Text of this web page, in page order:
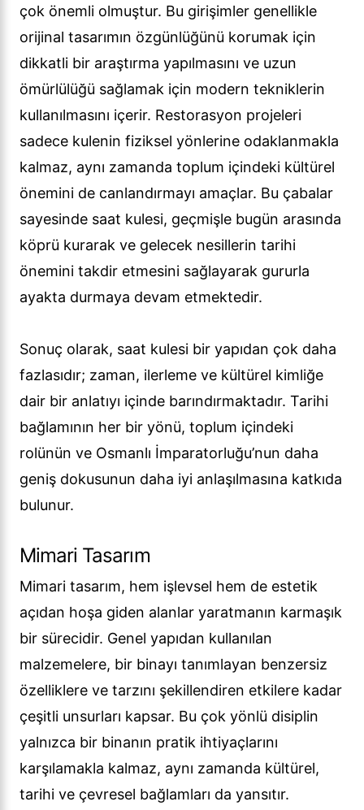
çok önemli olmuştur. Bu girişimler genellikle
orijinal tasarımın özgünlüğünü korumak için
dikkatli bir araştırma yapılmasını ve uzun
ömürlülüğü sağlamak için modern tekniklerin
kullanılmasını içerir. Restorasyon projeleri
sadece kulenin fiziksel yönlerine odaklanmakla
kalmaz, aynı zamanda toplum içindeki kültürel
önemini de canlandırmayı amaçlar. Bu çabalar
sayesinde saat kulesi, geçmişle bugün arasında
köprü kurarak ve gelecek nesillerin tarihi
önemini takdir etmesini sağlayarak gururla
ayakta durmaya devam etmektedir.
Sonuç olarak, saat kulesi bir yapıdan çok daha
fazlasıdır; zaman, ilerleme ve kültürel kimliğe
dair bir anlatıyı içinde barındırmaktadır. Tarihi
bağlamının her bir yönü, toplum içindeki
rolünün ve Osmanlı İmparatorluğu’nun daha
geniş dokusunun daha iyi anlaşılmasına katkıda
bulunur.
Mimari Tasarım
Mimari tasarım, hem işlevsel hem de estetik
açıdan hoşa giden alanlar yaratmanın karmaşık
bir sürecidir. Genel yapıdan kullanılan
malzemelere, bir binayı tanımlayan benzersiz
özelliklere ve tarzını şekillendiren etkilere kadar
çeşitli unsurları kapsar. Bu çok yönlü disiplin
yalnızca bir binanın pratik ihtiyaçlarını
karşılamakla kalmaz, aynı zamanda kültürel,
tarihi ve çevresel bağlamları da yansıtır.